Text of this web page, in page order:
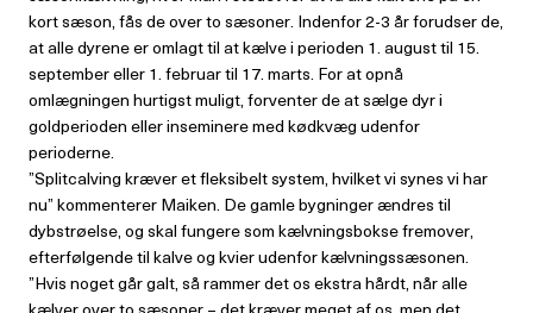
kort sæson, fås de over to sæsoner. Indenfor 2-3 år forudser de,
at alle dyrene er omlagt til at kælve i perioden 1. august til 15.
september eller 1. februar til 17. marts. For at opnå
omlægningen hurtigst muligt, forventer de at sælge dyr i
goldperioden eller inseminere med kødkvæg udenfor
perioderne.
”Splitcalving kræver et fleksibelt system, hvilket vi synes vi har
nu” kommenterer Maiken. De gamle bygninger ændres til
dybstrøelse, og skal fungere som kælvningsbokse fremover,
efterfølgende til kalve og kvier udenfor kælvningssæsonen.
”Hvis noget går galt, så rammer det os ekstra hårdt, når alle